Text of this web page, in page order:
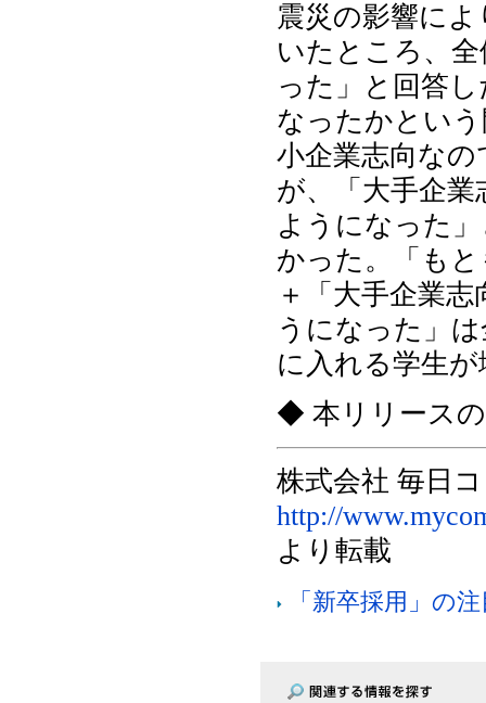
震災の影響に
いたところ、
った」と回答
なったかとい
小企業志向な
が、「大手企
ようになった
かった。「も
＋「大手企業
うになった」
に入れる学生
◆ 本リリース
株式会社 毎日
http://
より転載
「新卒採用」の